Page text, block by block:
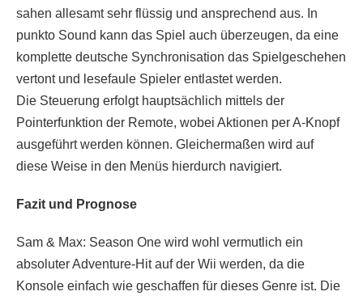
sahen allesamt sehr flüssig und ansprechend aus. In
punkto Sound kann das Spiel auch überzeugen, da eine
komplette deutsche Synchronisation das Spielgeschehen
vertont und lesefaule Spieler entlastet werden.
Die Steuerung erfolgt hauptsächlich mittels der
Pointerfunktion der Remote, wobei Aktionen per A-Knopf
ausgeführt werden können. Gleichermaßen wird auf
diese Weise in den Menüs hierdurch navigiert.
Fazit und Prognose
Sam & Max: Season One wird wohl vermutlich ein
absoluter Adventure-Hit auf der Wii werden, da die
Konsole einfach wie geschaffen für dieses Genre ist. Die